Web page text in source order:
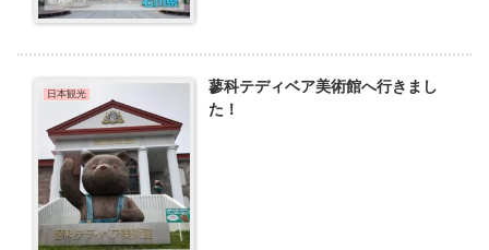
日本観光
蓼科テディベア美術館へ行きまし
た！